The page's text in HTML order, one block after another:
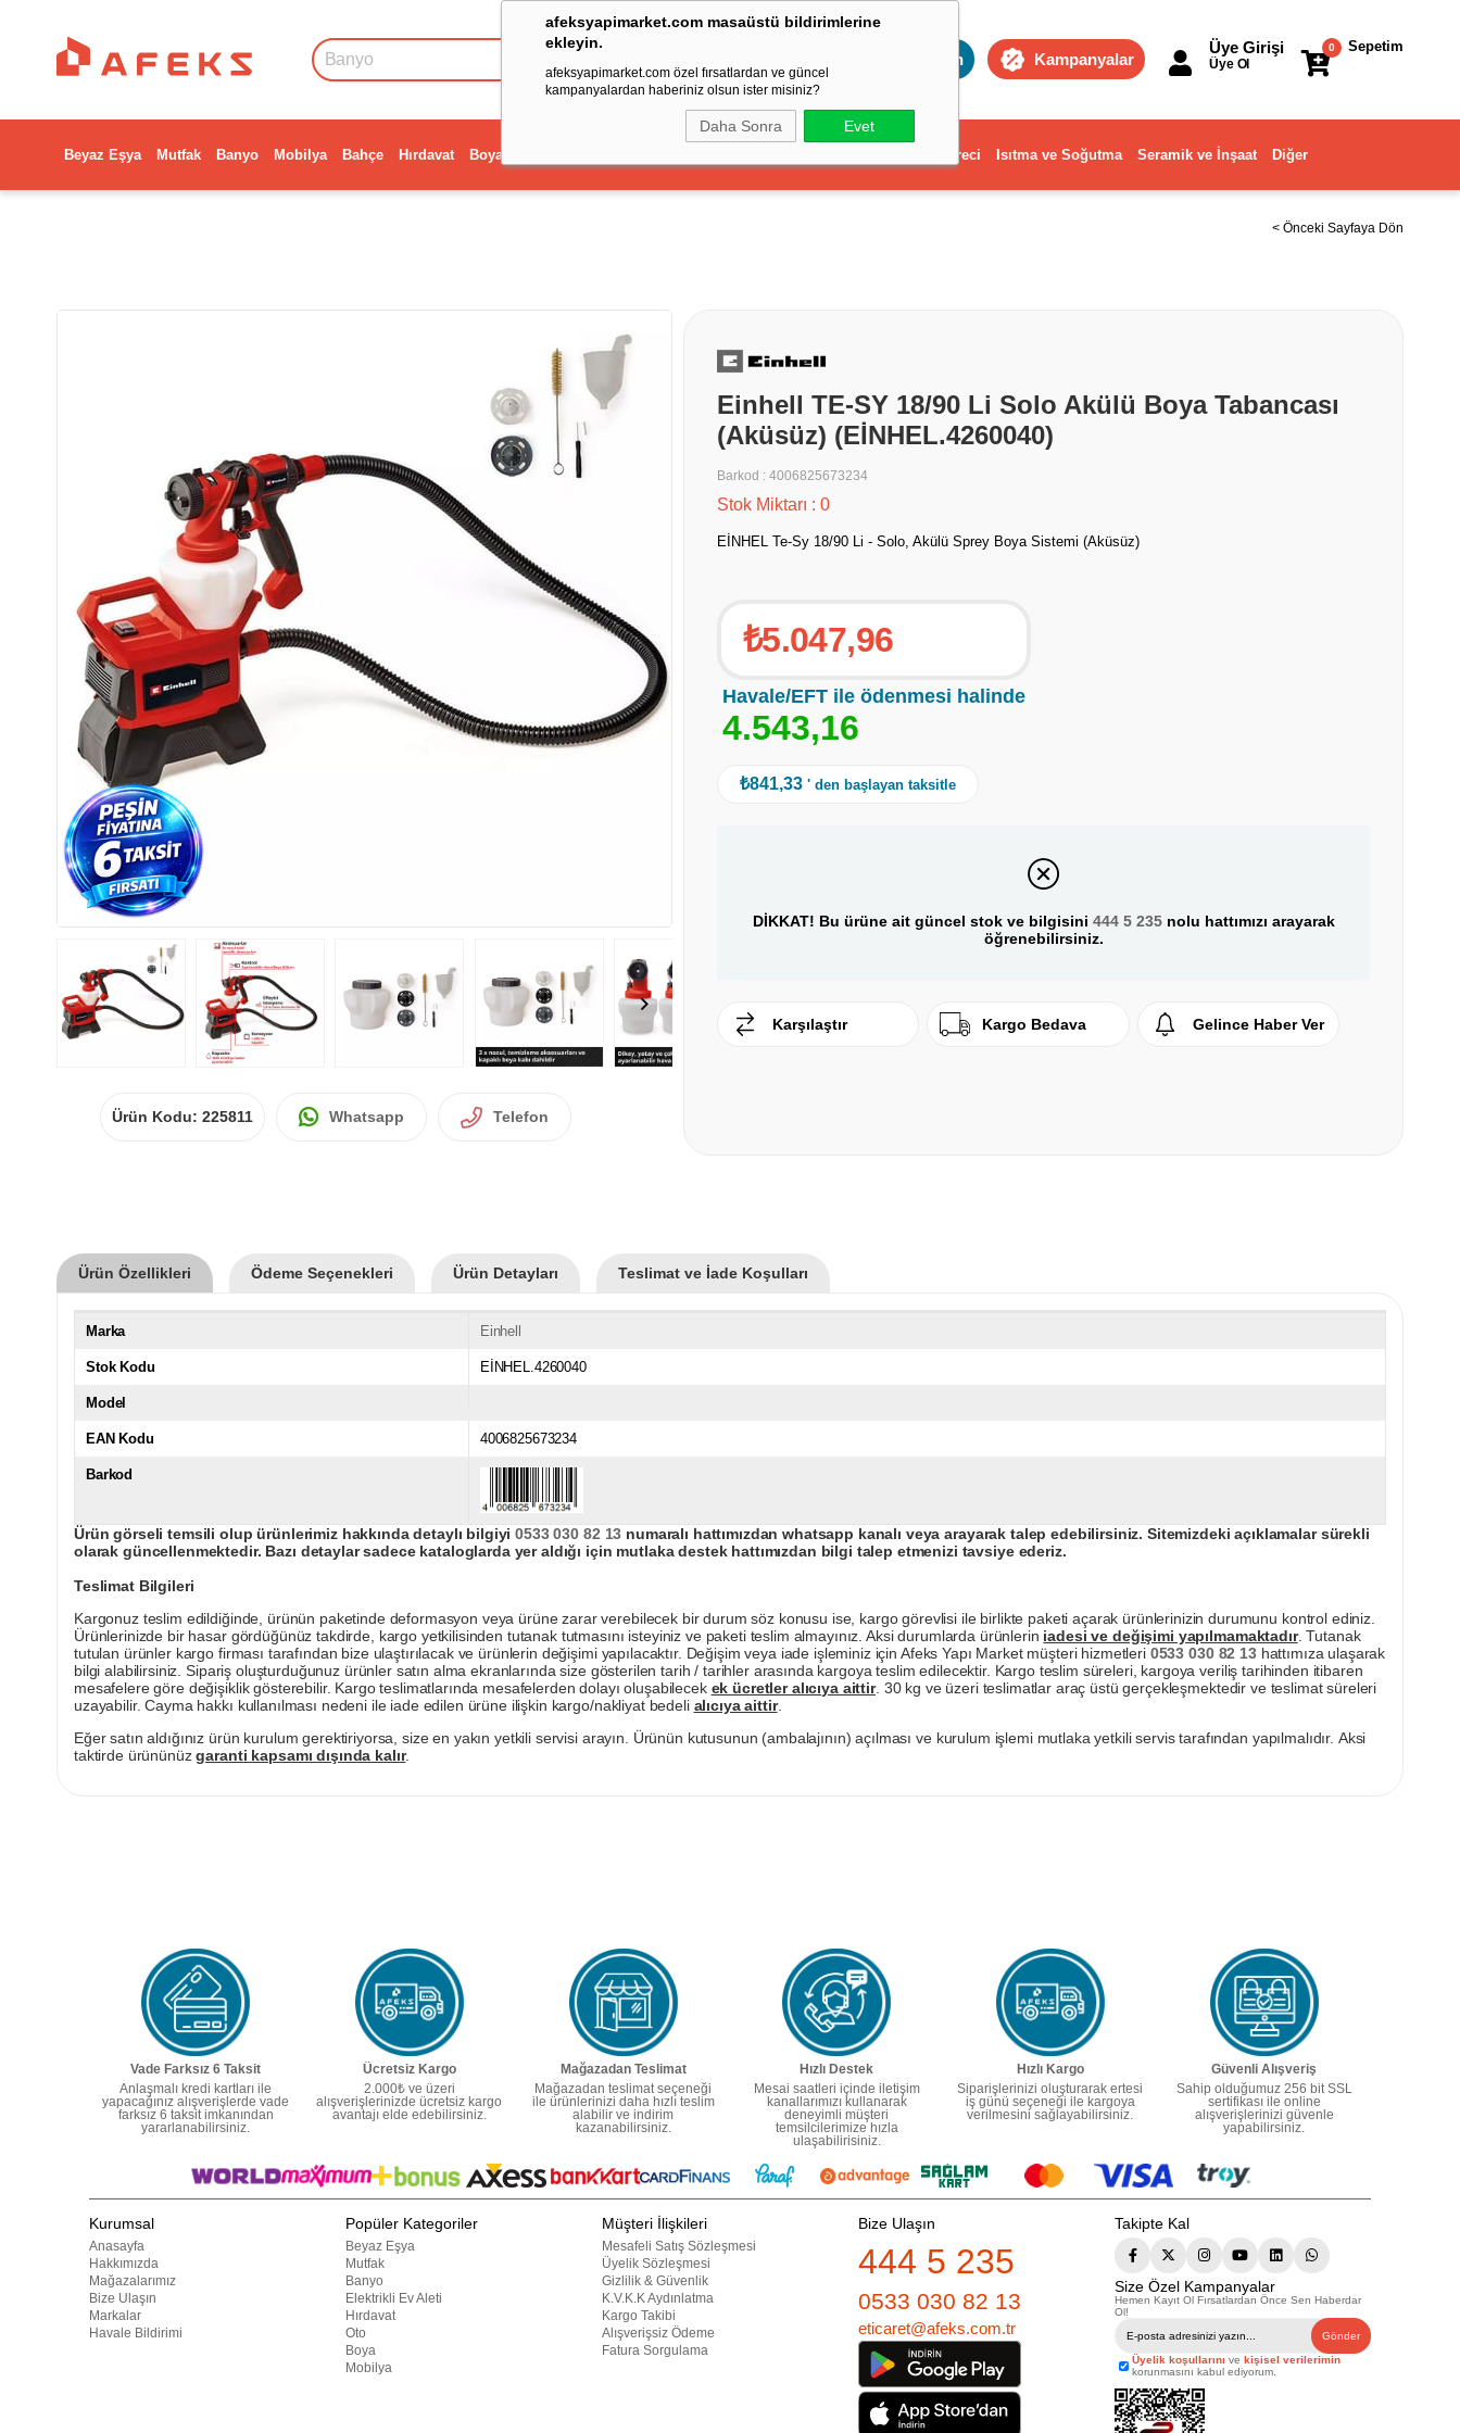
afeksyapimarket.com masaüstü bildirimlerine
ekleyin.
afeksyapimarket.com özel fırsatlardan ve güncel
kampanyalardan haberiniz olsun ister misiniz?
Daha Sonra Evet
Toptan Kampanyalar
Sepetim
0
Üye Girişi
Üye Ol
Beyaz Eşya Mutfak Banyo Mobilya Bahçe Hırdavat Boya Dekorasyon ve Ev Gereci Isıtma ve Soğutma Seramik ve İnşaat Diğer
< Önceki Sayfaya Dön
Ürün Kodu: 225811 Whatsapp Telefon
Einhell TE-SY 18/90 Li Solo Akülü Boya Tabancası
(Aküsüz) (EİNHEL.4260040)
Barkod : 4006825673234
Stok Miktarı : 0
EİNHEL Te-Sy 18/90 Li - Solo, Akülü Sprey Boya Sistemi (Aküsüz)
₺5.047,96
Havale/EFT ile ödenmesi halinde
4.543,16
₺841,33 ' den başlayan taksitle
DİKKAT! Bu ürüne ait güncel stok ve bilgisini 444 5 235nolu hattımızı arayarak
öğrenebilirsiniz.
Karşılaştır Kargo Bedava Gelince Haber Ver
Ürün Özellikleri Ödeme Seçenekleri Ürün Detayları Teslimat ve İade Koşulları
Marka Einhell
Stok Kodu EİNHEL.4260040
Model
EAN Kodu 4006825673234
Barkod
Ürün görseli temsili olup ürünlerimiz hakkında detaylı bilgiyi0533 030 82 13 numaralı hattımızdan whatsapp kanalı veya arayarak talep edebilirsiniz. Sitemizdeki açıklamalar sürekli
olarak güncellenmektedir. Bazı detaylar sadece kataloglarda yer aldığı için mutlaka destek hattımızdan bilgi talep etmenizi tavsiye ederiz.
Teslimat Bilgileri
Kargonuz teslim edildiğinde, ürünün paketinde deformasyon veya ürüne zarar verebilecek bir durum söz konusu ise, kargo görevlisi ile birlikte paketi açarak ürünlerinizin durumunu kontrol ediniz.
Ürünlerinizde bir hasar gördüğünüz takdirde, kargo yetkilisinden tutanak tutmasını isteyiniz ve paketi teslim almayınız. Aksi durumlarda ürünlerin iadesi ve değişimi yapılmamaktadır. Tutanak
tutulan ürünler kargo firması tarafından bize ulaştırılacak ve ürünlerin değişimi yapılacaktır. Değişim veya iade işleminiz için Afeks Yapı Market müşteri hizmetleri 0533 030 82 13hattımıza ulaşarak
bilgi alabilirsiniz. Sipariş oluşturduğunuz ürünler satın alma ekranlarında size gösterilen tarih / tarihler arasında kargoya teslim edilecektir. Kargo teslim süreleri, kargoya veriliş tarihinden itibaren
mesafelere göre değişiklik gösterebilir. Kargo teslimatlarında mesafelerden dolayı oluşabilecek ek ücretler alıcıya aittir. 30 kg ve üzeri teslimatlar araç üstü gerçekleşmektedir ve teslimat süreleri
uzayabilir. Cayma hakkı kullanılması nedeni ile iade edilen ürüne ilişkin kargo/nakliyat bedeli alıcıya aittir.
Eğer satın aldığınız ürün kurulum gerektiriyorsa, size en yakın yetkili servisi arayın. Ürünün kutusunun (ambalajının) açılması ve kurulum işlemi mutlaka yetkili servis tarafından yapılmalıdır. Aksi
taktirde ürününüzgaranti kapsamı dışında kalır.
Vade Farksız 6 Taksit
Anlaşmalı kredi kartları ile
yapacağınız alışverişlerde vade
farksız 6 taksit imkanından
yararlanabilirsiniz.
Ücretsiz Kargo
2.000₺ ve üzeri
alışverişlerinizde ücretsiz kargo
avantajı elde edebilirsiniz.
Mağazadan Teslimat
Mağazadan teslimat seçeneği
ile ürünlerinizi daha hızlı teslim
alabilir ve indirim
kazanabilirsiniz.
Hızlı Destek
Mesai saatleri içinde iletişim
kanallarımızı kullanarak
deneyimli müşteri
temsilcilerimize hızla
ulaşabilirisiniz.
Hızlı Kargo
Siparişlerinizi oluşturarak ertesi
iş günü seçeneği ile kargoya
verilmesini sağlayabilirsiniz.
Güvenli Alışveriş
Sahip olduğumuz 256 bit SSL
sertifikası ile online
alışverişlerinizi güvenle
yapabilirsiniz.
Kurumsal
Anasayfa
Hakkımızda
Mağazalarımız
Bize Ulaşın
Markalar
Havale Bildirimi
Popüler Kategoriler
Beyaz Eşya
Mutfak
Banyo
Elektrikli Ev Aleti
Hırdavat
Oto
Boya
Mobilya
Müşteri İlişkileri
Mesafeli Satış Sözleşmesi
Üyelik Sözleşmesi
Gizlilik & Güvenlik
K.V.K.K Aydınlatma
Kargo Takibi
Alışverişsiz Ödeme
Fatura Sorgulama
Bize Ulaşın
444 5 235
0533 030 82 13
eticaret@afeks.com.tr
Takipte Kal
Size Özel Kampanyalar
Hemen Kayıt Ol Fırsatlardan Önce Sen Haberdar
Ol!
Gönder
Üyelik koşullarını ve kişisel verilerimin
korunmasını kabul ediyorum.